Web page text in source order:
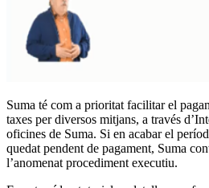
Suma té com a prioritat facilitar el
taxes per diversos mitjans, a través
oficines de Suma. Si en acabar el
quedat pendent de pagament, Suma
l’anomenat procediment executiu.